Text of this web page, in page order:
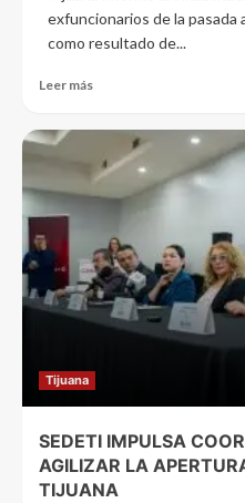
exfuncionarios de la pasada
como resultado de...
Leer más
Tijuana
SEDETI IMPULSA
AGILIZAR LA
TIJUANA